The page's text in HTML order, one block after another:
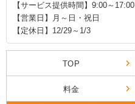
【サービス提供時間】9:00～17:00
【営業日】月～日・祝日
【定休日】12/29～1/3
TOP
料金